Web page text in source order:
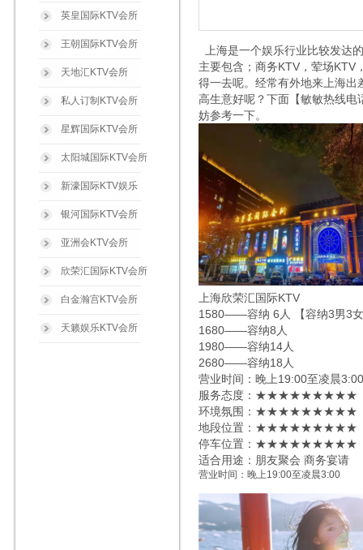
英皇国际KTV会所
王朝国际KTV会所
天地汇KTV会所
私人订制KTV会所
星辉国际KTV会所
太阳城国际KTV会所
新濠国际KTV娱乐
银河国际KTV会所
亚洲会KTV会所
欣荣汇国际KTV会所
白金瀚宫KTV会所
天籁娱乐KTV会所
上海是一个娱乐行业比较发达
主要包含；商务KTV，荤场KTV
得一去呢。经常有外地来上海出
高生意好呢？下面【敏敏热线
妨参考一下。
上海欣荣汇国际KTV
1580——容纳 6人 【容纳3男3
1680——容纳8人
1980——容纳14人
2680——容纳18人
营业时间：晚上19:00至凌晨3:00
服务态度：★★★★★★★★★
环境氛围：★★★★★★★★★
地段位置：★★★★★★★★★
停车位置：★★★★★★★★★
适合用途：朋友聚会 商务宴请
营业时间：晚上19:00至凌晨3:00